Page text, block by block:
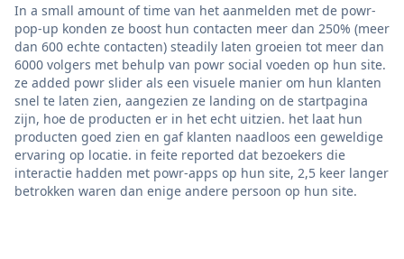
In a small amount of time van het aanmelden met de powr-
pop-up konden ze boost hun contacten meer dan 250% (meer
dan 600 echte contacten) steadily laten groeien tot meer dan
6000 volgers met behulp van powr social voeden op hun site.
ze added powr slider als een visuele manier om hun klanten
snel te laten zien, aangezien ze landing on de startpagina
zijn, hoe de producten er in het echt uitzien. het laat hun
producten goed zien en gaf klanten naadloos een geweldige
ervaring op locatie. in feite reported dat bezoekers die
interactie hadden met powr-apps op hun site, 2,5 keer langer
betrokken waren dan enige andere persoon op hun site.